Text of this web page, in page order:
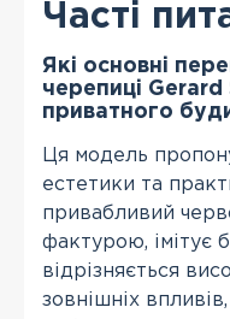
Часті
Які основні
черепиці
приватного
Ця модель
естетики та
привабливий
фактурою, імітує
відрізняється
зовнішніх